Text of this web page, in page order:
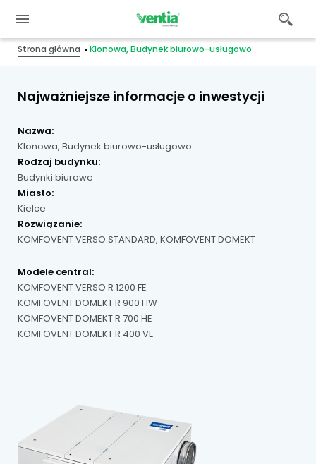
Strona główna Klonowa, Budynek biurowo-usługowo
Najważniejsze informacje o inwestycji
Nazwa:
Klonowa, Budynek biurowo-usługowo
Rodzaj budynku:
Budynki biurowe
Miasto:
Kielce
Rozwiązanie:
KOMFOVENT VERSO STANDARD, KOMFOVENT DOMEKT
Modele central:
KOMFOVENT VERSO R 1200 FE
KOMFOVENT DOMEKT R 900 HW
KOMFOVENT DOMEKT R 700 HE
KOMFOVENT DOMEKT R 400 VE